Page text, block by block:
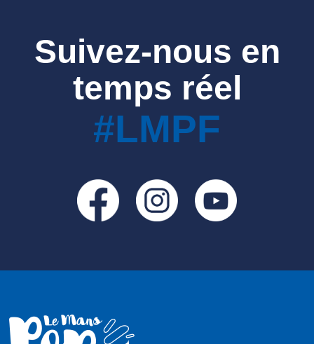
Suivez-nous en
temps réel
#LMPF